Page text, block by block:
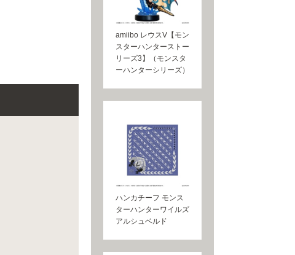
amiibo レウスV【モン
スターハンターストー
リーズ3】（モンスタ
ーハンターシリーズ）
ハンカチーフ モンス
ターハンターワイルズ
アルシュベルド